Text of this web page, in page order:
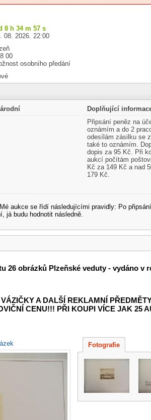
8 h 34 m 56 s
08. 2026. 22:00
00
osobního předání
Doplňující
Připsání peněz na
oznámím a do 2
odesílám zásilku se
také to oznámím.
dopis za 95 Kč. Při
aukcí počítám
Kč za 149 Kč a nad
179 Kč.
aukce se řídí následujícími pravidly: Po
já budu hodnotit následně.
26 obrázků Plzeňské veduty - vydáno v
A DALŠÍ REKLAMNÍ
CENU!!! PŘI KOUPI VÍCE JAK 25
Fotografie